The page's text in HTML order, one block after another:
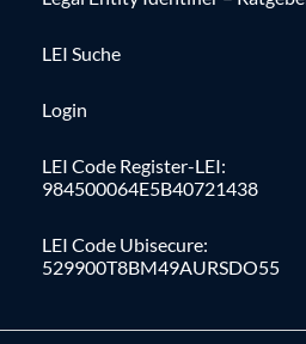
LEI Suche
Login
LEI Code Register-LEI:
984500064E5B40721438
LEI Code Ubisecure:
529900T8BM49AURSDO55